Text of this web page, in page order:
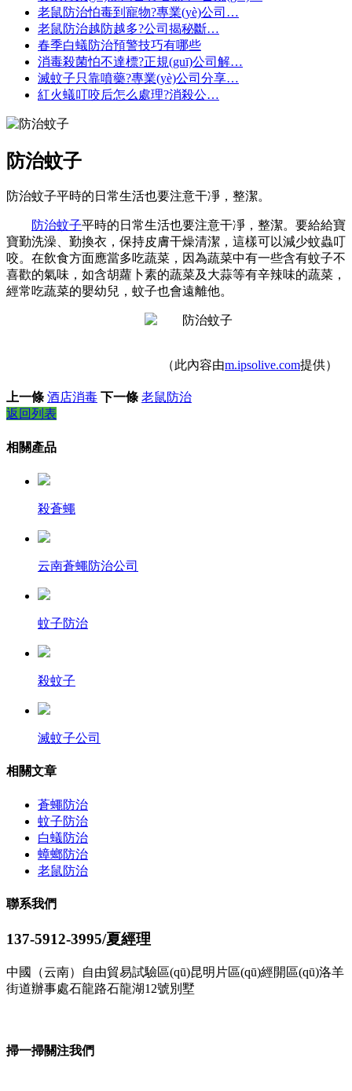
老鼠防治怕毒到寵物?專業(yè)公司…
老鼠防治越防越多?公司揭秘斷…
春季白蟻防治預警技巧有哪些
消毒殺菌怕不達標?正規(guī)公司解…
滅蚊子只靠噴藥?專業(yè)公司分享…
紅火蟻叮咬后怎么處理?消殺公…
防治蚊子
防治蚊子平時的日常生活也要注意干凈，整潔。
防治蚊子平時的日常生活也要注意干凈，整潔。要給給寶
寶勤洗澡、勤換衣，保持皮膚干燥清潔，這樣可以減少蚊蟲叮
咬。在飲食方面應當多吃蔬菜，因為蔬菜中有一些含有蚊子不
喜歡的氣味，如含胡蘿卜素的蔬菜及大蒜等有辛辣味的蔬菜，
經常吃蔬菜的嬰幼兒，蚊子也會遠離他。
（此內容由m.ipsolive.com提供）
上一條 酒店消毒 下一條 老鼠防治
返回列表
相關產品
殺蒼蠅
云南蒼蠅防治公司
蚊子防治
殺蚊子
滅蚊子公司
相關文章
蒼蠅防治
蚊子防治
白蟻防治
蟑螂防治
老鼠防治
聯系我們
137-5912-3995/夏經理
中國（云南）自由貿易試驗區(qū)昆明片區(qū)經開區(qū)洛羊
街道辦事處石龍路石龍湖12號別墅
掃一掃關注我們